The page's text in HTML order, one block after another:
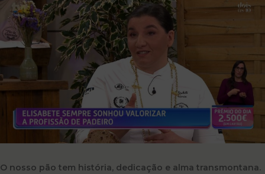
O nosso pão tem história, dedicação e alma transmontana.